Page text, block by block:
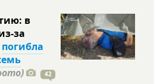
в
за
погибла
42